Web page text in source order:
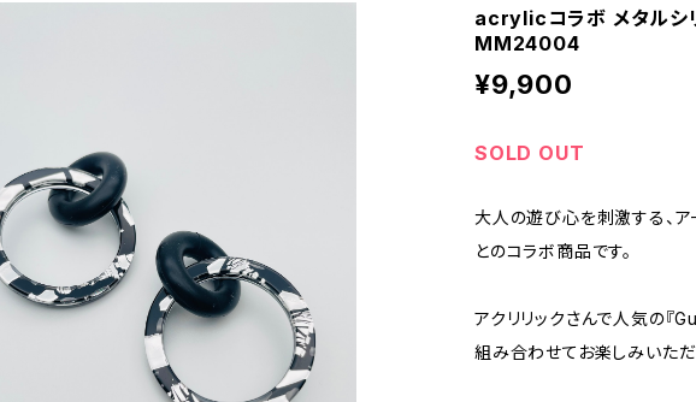
acrylicコラボ メタルシ
MM24004
¥9,900
SOLD OUT
大人の遊び心を刺激する、ア
とのコラボ商品です。
アクリリックさんで人気の『
組み合わせてお楽しみいただ